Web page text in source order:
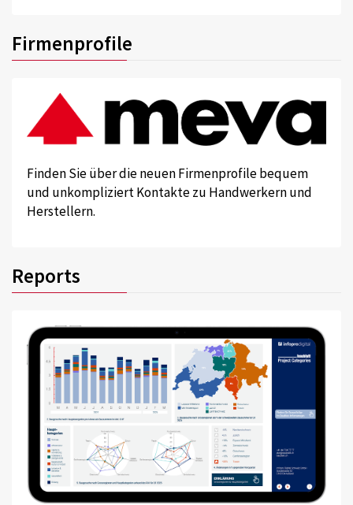
Firmenprofile
Finden Sie über die neuen Firmenprofile bequem
und unkompliziert Kontakte zu Handwerkern und
Herstellern.
Reports